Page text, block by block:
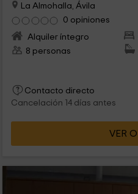
La Almohalla, Ávila
0 opiniones
Alquiler íntegro
8 personas
Contacto directo
Cancelación 14 días antes
VER